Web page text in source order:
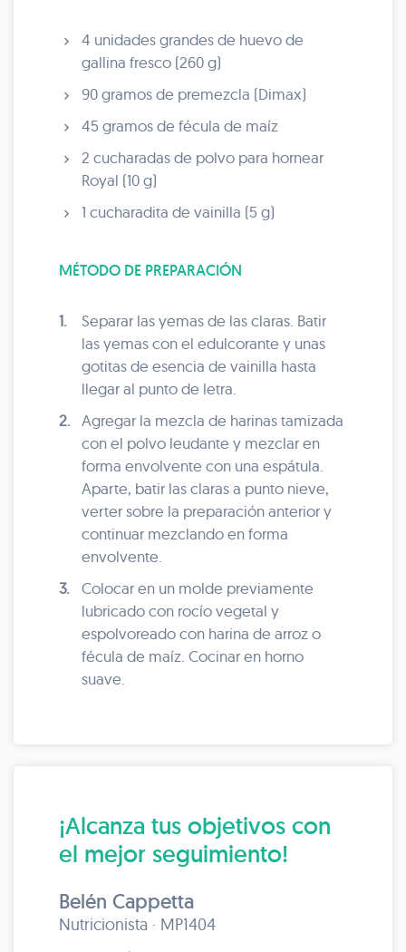
4 unidades grandes de huevo de
gallina fresco (260 g)
90 gramos de premezcla (Dimax)
45 gramos de fécula de maíz
2 cucharadas de polvo para hornear
Royal (10 g)
1 cucharadita de vainilla (5 g)
MÉTODO DE PREPARACIÓN
1.
Separar las yemas de las claras. Batir
las yemas con el edulcorante y unas
gotitas de esencia de vainilla hasta
llegar al punto de letra.
2.
Agregar la mezcla de harinas tamizada
con el polvo leudante y mezclar en
forma envolvente con una espátula.
Aparte, batir las claras a punto nieve,
verter sobre la preparación anterior y
continuar mezclando en forma
envolvente.
3.
Colocar en un molde previamente
lubricado con rocío vegetal y
espolvoreado con harina de arroz o
fécula de maíz. Cocinar en horno
suave.
¡Alcanza tus objetivos con
el mejor seguimiento!
Belén Cappetta
Nutricionista · MP1404